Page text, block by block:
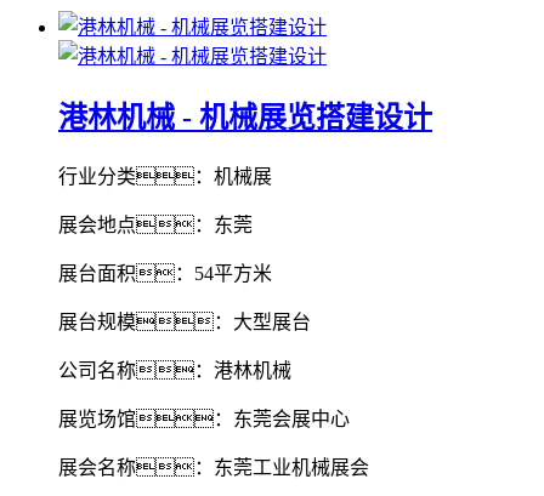
港林机械 - 机械展览搭建设计
行业分类：机械展
展会地点：东莞
展台面积：54平方米
展台规模：大型展台
公司名称：港林机械
展览场馆：东莞会展中心
展会名称：东莞工业机械展会